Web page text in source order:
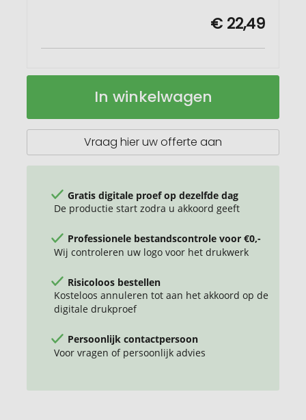
€ 22,49
Impact
oz.
Op
In winkelwagen
Vraag hier uw offerte aan
Gratis digitale proef op dezelfde dag
De productie start zodra u akkoord geeft
Professionele bestandscontrole voor €0,-
Wij controleren uw logo voor het drukwerk
Risicoloos bestellen
Kosteloos annuleren tot aan het akkoord op de
digitale drukproef
Persoonlijk contactpersoon
Voor vragen of persoonlijk advies